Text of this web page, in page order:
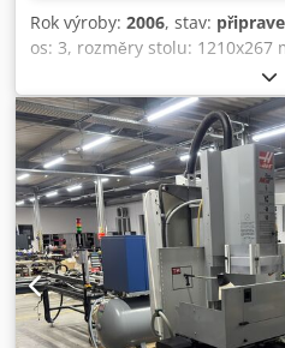
Rok výroby: 2006, stav:
os: 3, rozměry stolu: 1210x267
4000/min, hmotnost: cca 2 t.
Dcsdey Uyf Aopfx Amrek